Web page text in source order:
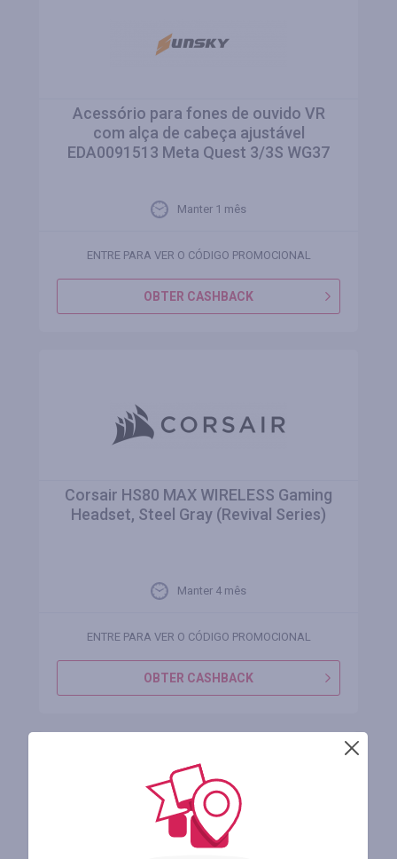
Acessório para fones de ouvido VR
com alça de cabeça ajustável
EDA0091513 Meta Quest 3/3S WG37
Manter 1 mês
ENTRE PARA VER O CÓDIGO PROMOCIONAL
OBTER CASHBACK
Corsair HS80 MAX WIRELESS Gaming
Headset, Steel Gray (Revival Series)
Manter 4 mês
ENTRE PARA VER O CÓDIGO PROMOCIONAL
OBTER CASHBACK